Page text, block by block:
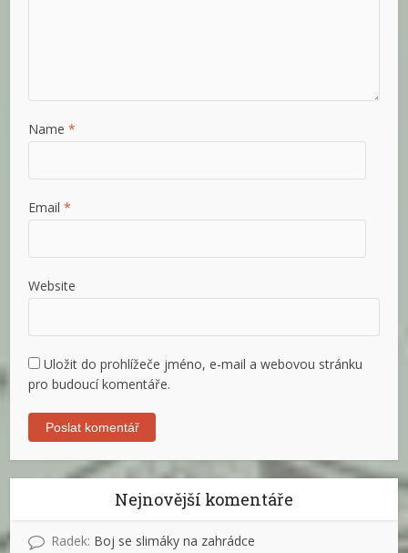
Name *
Email *
Website
Uložit do prohlížeče jméno, e-mail a webovou stránku
pro budoucí komentáře.
Nejnovější komentáře
Radek: Boj se slimáky na zahrádce